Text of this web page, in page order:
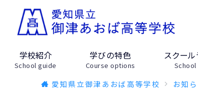
学校紹介
School guide
学びの特色
Course options
スクール
愛知県立御津あおば高等学校 お知